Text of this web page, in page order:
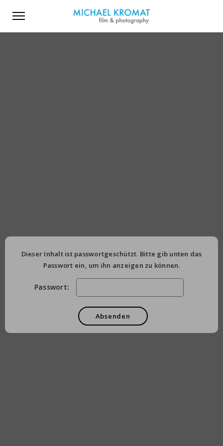
Dieser Inhalt ist passwortgeschützt. Bitte gib unten das
Passwort ein, um ihn anzeigen zu können.
Passwort: